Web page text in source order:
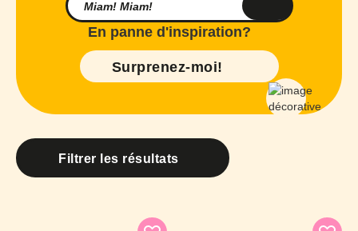
En panne d'inspiration?
Surprenez-moi!
Filtrer les résultats